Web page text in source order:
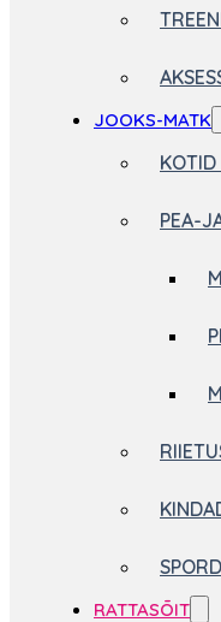
JOOKS-MATK
PEA-
RATTASÕIT